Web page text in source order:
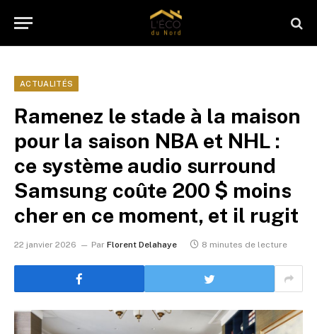
ACTUALITÉS
Ramenez le stade à la maison
pour la saison NBA et NHL :
ce système audio surround
Samsung coûte 200 $ moins
cher en ce moment, et il rugit
22 janvier 2026 Par Florent Delahaye 8 minutes de lecture